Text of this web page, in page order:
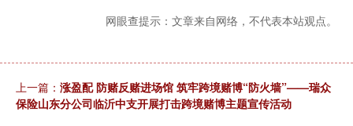
网眼查提示：文章来自网络，不代表本站观点。
上一篇： 涨盈配 防赌反赌进场馆 筑牢跨境赌博“防火墙”——瑞众
保险山东分公司临沂中支开展打击跨境赌博主题宣传活动